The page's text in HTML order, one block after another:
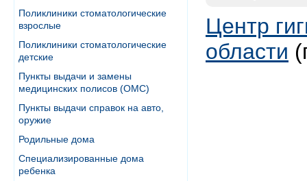
Поликлиники стоматологические
взрослые
Поликлиники стоматологические
детские
Пункты выдачи и замены
медицинских полисов (ОМС)
Пункты выдачи справок на авто,
оружие
Родильные дома
Специализированные дома
ребенка
Центр
области